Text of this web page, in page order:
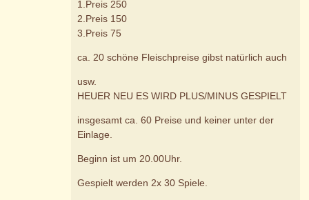
1.Preis 250
2.Preis 150
3.Preis 75
ca. 20 schöne Fleischpreise gibst natürlich auch
usw.
HEUER NEU ES WIRD PLUS/MINUS GESPIELT
insgesamt ca. 60 Preise und keiner unter der
Einlage.
Beginn ist um 20.00Uhr.
Gespielt werden 2x 30 Spiele.